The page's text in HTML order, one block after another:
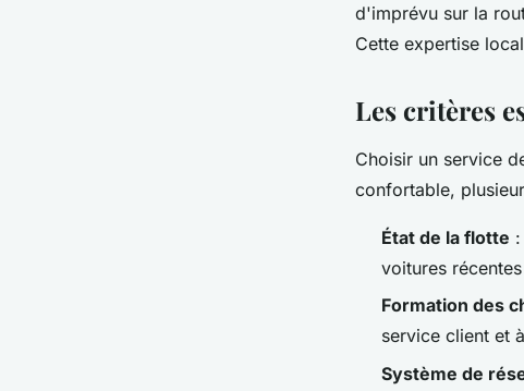
d'imprévu sur la
Cette expertise
Les critères
Choisir un service
confortable,
État de la flotte
voitures
Formation des
service client et
Système de